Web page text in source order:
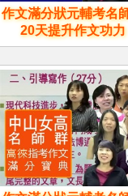
作文滿分狀元輔考名
20天提升作文功力